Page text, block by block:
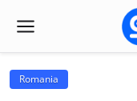
Romania